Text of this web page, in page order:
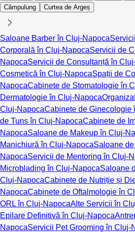
Câmpulung
Curtea de Argeș
Saloane Barber în Cluj-Napoca
Corporală în Cluj-NapocaServicii de
NapocaServicii de Consultanță în
Cosmetică în Cluj-NapocaSpații de
NapocaCabinete de Stomatologie în
Dermatologie în Cluj-Napoca
Cluj-NapocaCabinete de Ginecologie
de Tuns în Cluj-NapocaCabinete de
NapocaSaloane de Makeup în Cluj-
Manichiură în Cluj-NapocaSaloane
NapocaServicii de Mentoring în Cluj-
Microblading în Cluj-NapocaSaloane
Cluj-NapocaCabinete de Nutriție și
NapocaCabinete de Oftalmologie în
ORL în Cluj-NapocaAlte Servicii în
Epilare Definitivă în Cluj-Napoca
NapocaServicii Pet Grooming în Cluj-